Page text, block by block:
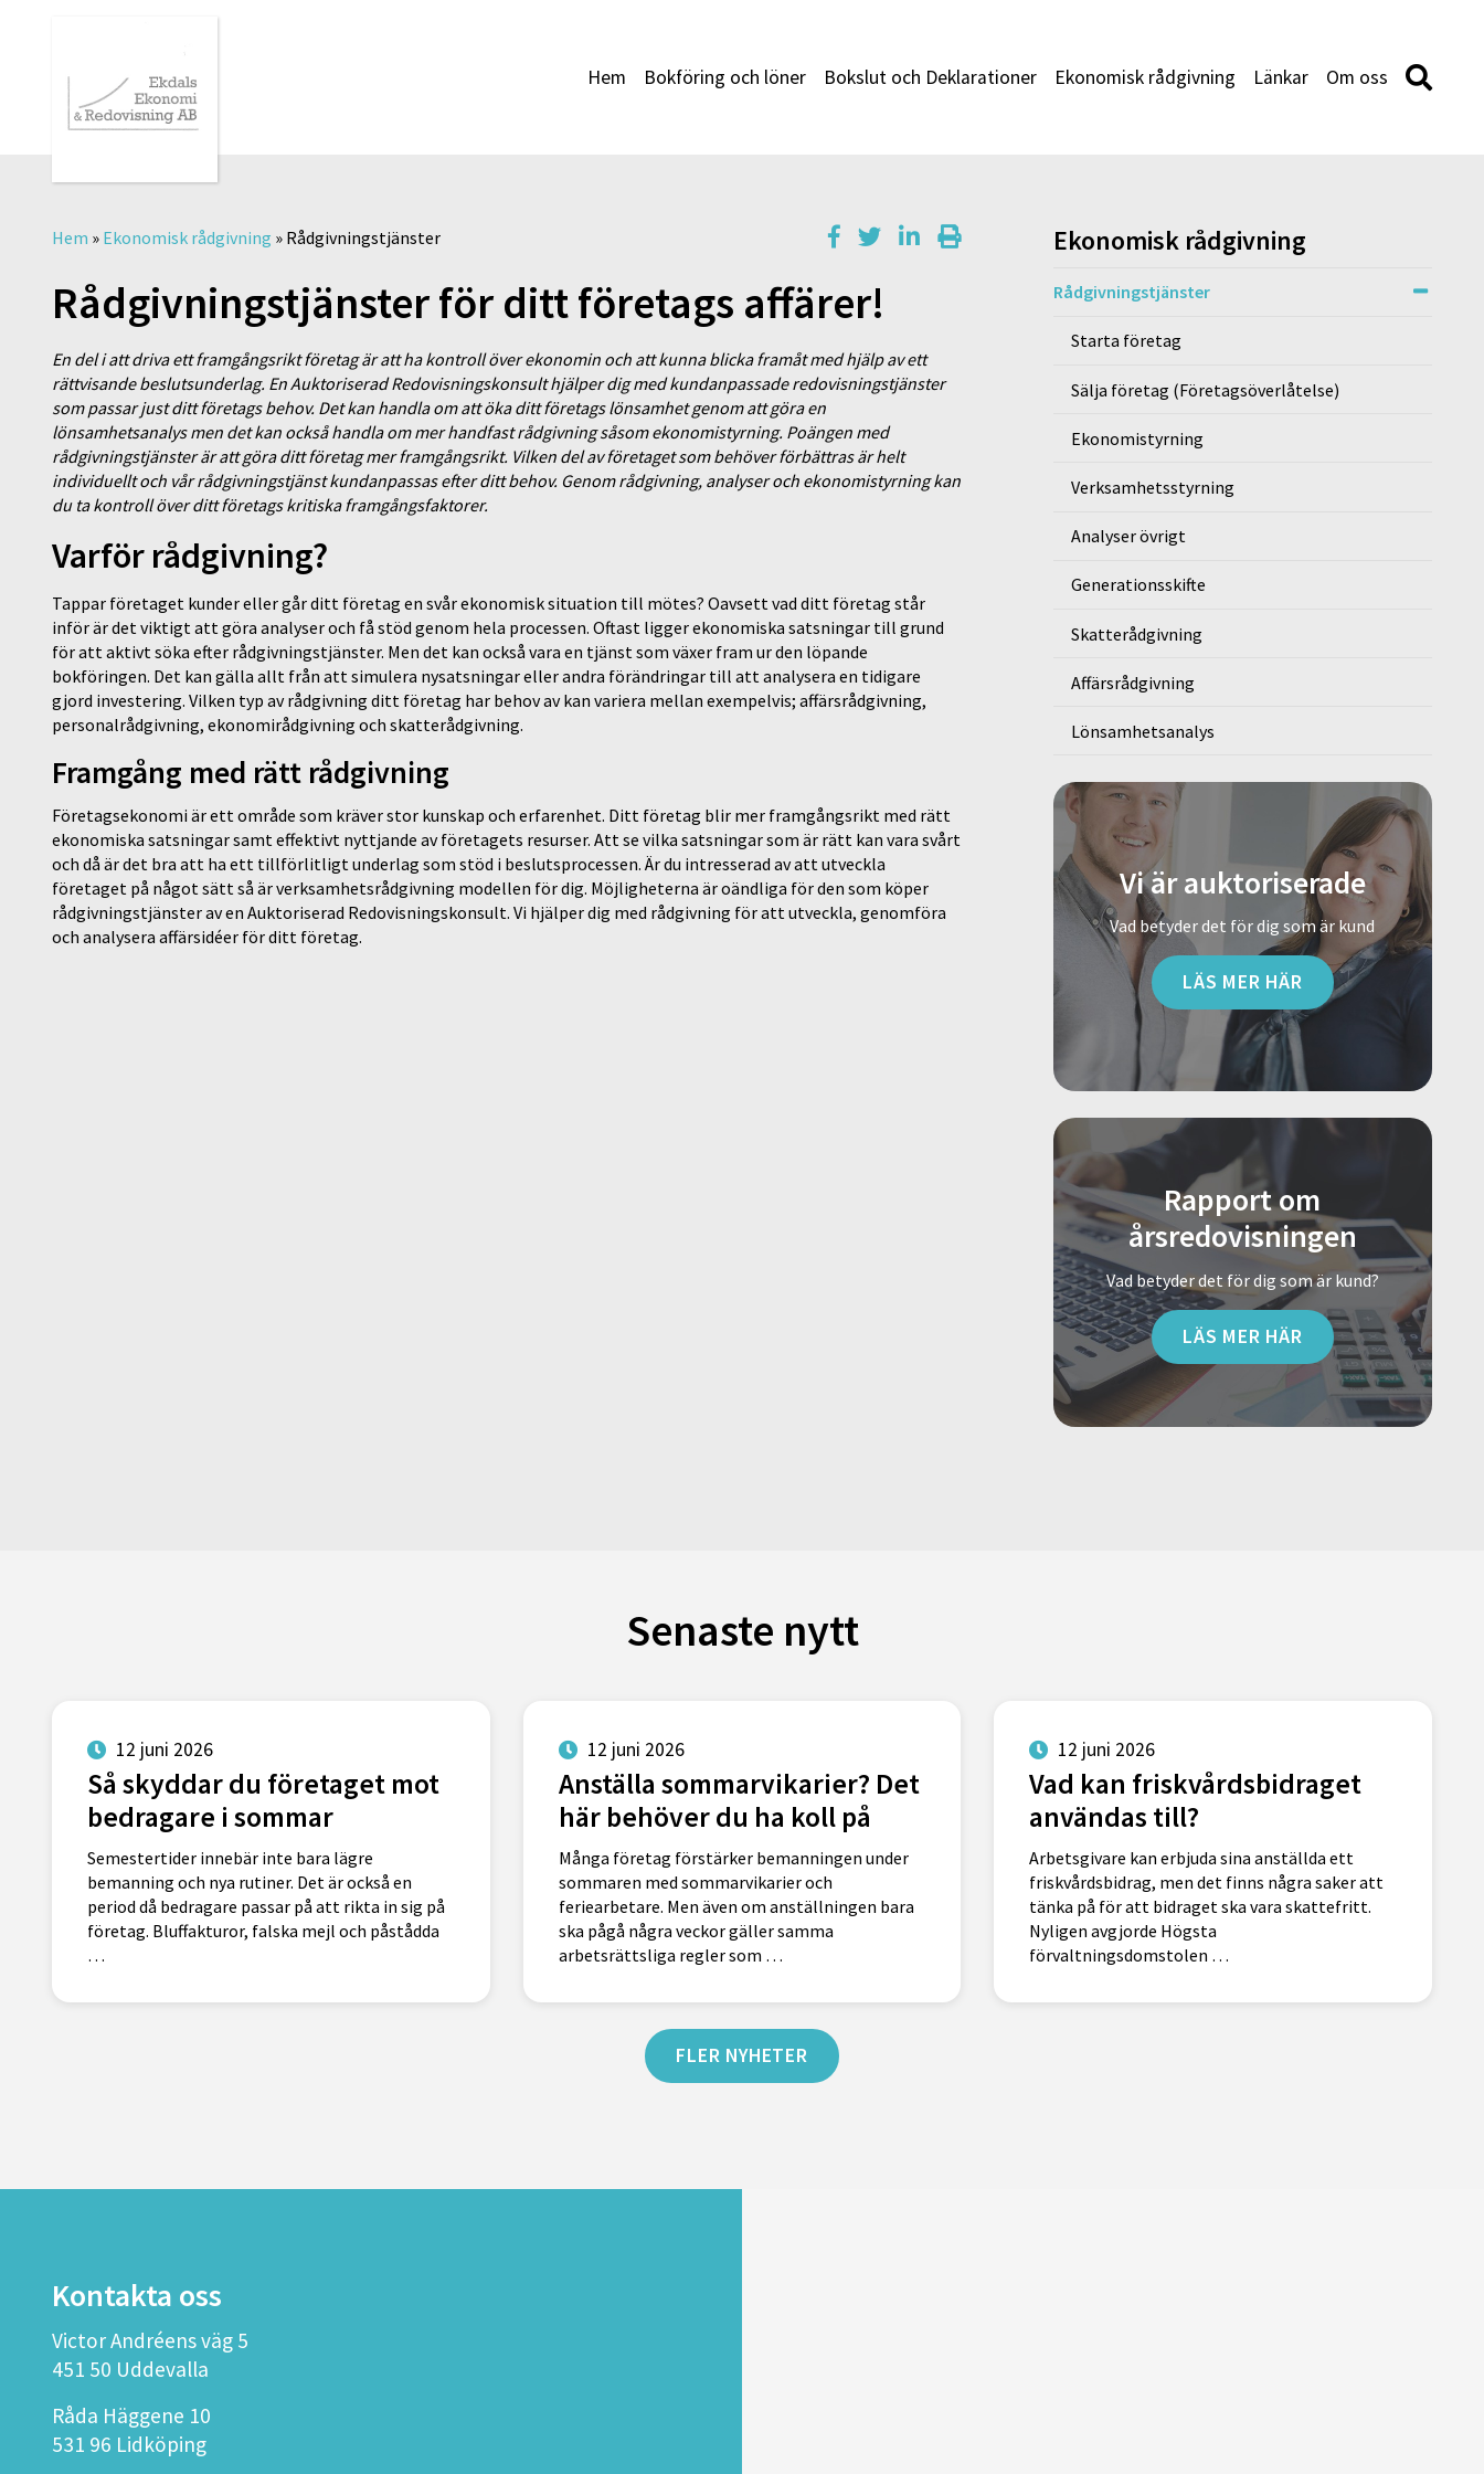
Hem Bokföring och löner Bokslut och Deklarationer Ekonomisk rådgivning Länkar Om oss
Hem » Ekonomisk rådgivning » Rådgivningstjänster
Rådgivningstjänster för ditt företags affärer!
En del i att driva ett framgångsrikt företag är att ha kontroll över ekonomin och att kunna blicka framåt med hjälp av ett
rättvisande beslutsunderlag. En Auktoriserad Redovisningskonsult hjälper dig med kundanpassade redovisningstjänster
som passar just ditt företags behov. Det kan handla om att öka ditt företags lönsamhet genom att göra en
lönsamhetsanalys men det kan också handla om mer handfast rådgivning såsom ekonomistyrning. Poängen med
rådgivningstjänster är att göra ditt företag mer framgångsrikt. Vilken del av företaget som behöver förbättras är helt
individuellt och vår rådgivningstjänst kundanpassas efter ditt behov. Genom rådgivning, analyser och ekonomistyrning kan
du ta kontroll över ditt företags kritiska framgångsfaktorer.
Varför rådgivning?
Tappar företaget kunder eller går ditt företag en svår ekonomisk situation till mötes? Oavsett vad ditt företag står
inför är det viktigt att göra analyser och få stöd genom hela processen. Oftast ligger ekonomiska satsningar till grund
för att aktivt söka efter rådgivningstjänster. Men det kan också vara en tjänst som växer fram ur den löpande
bokföringen. Det kan gälla allt från att simulera nysatsningar eller andra förändringar till att analysera en tidigare
gjord investering. Vilken typ av rådgivning ditt företag har behov av kan variera mellan exempelvis; affärsrådgivning,
personalrådgivning, ekonomirådgivning och skatterådgivning.
Framgång med rätt rådgivning
Företagsekonomi är ett område som kräver stor kunskap och erfarenhet. Ditt företag blir mer framgångsrikt med rätt
ekonomiska satsningar samt effektivt nyttjande av företagets resurser. Att se vilka satsningar som är rätt kan vara svårt
och då är det bra att ha ett tillförlitligt underlag som stöd i beslutsprocessen. Är du intresserad av att utveckla
företaget på något sätt så är verksamhetsrådgivning modellen för dig. Möjligheterna är oändliga för den som köper
rådgivningstjänster av en Auktoriserad Redovisningskonsult. Vi hjälper dig med rådgivning för att utveckla, genomföra
och analysera affärsidéer för ditt företag.
Ekonomisk rådgivning
Rådgivningstjänster
Starta företag
Sälja företag (Företagsöverlåtelse)
Ekonomistyrning
Verksamhetsstyrning
Analyser övrigt
Generationsskifte
Skatterådgivning
Affärsrådgivning
Lönsamhetsanalys
Vi är auktoriserade
Vad betyder det för dig som är kund
LÄS MER HÄR
Rapport om
årsredovisningen
Vad betyder det för dig som är kund?
LÄS MER HÄR
Senaste nytt
12 juni 2026
Så skyddar du företaget mot
bedragare i sommar
Semestertider innebär inte bara lägre
bemanning och nya rutiner. Det är också en
period då bedragare passar på att rikta in sig på
företag. Bluffakturor, falska mejl och påstådda
…
12 juni 2026
Anställa sommarvikarier? Det
här behöver du ha koll på
Många företag förstärker bemanningen under
sommaren med sommarvikarier och
feriearbetare. Men även om anställningen bara
ska pågå några veckor gäller samma
arbetsrättsliga regler som …
12 juni 2026
Vad kan friskvårdsbidraget
användas till?
Arbetsgivare kan erbjuda sina anställda ett
friskvårdsbidrag, men det finns några saker att
tänka på för att bidraget ska vara skattefritt.
Nyligen avgjorde Högsta
förvaltningsdomstolen …
FLER NYHETER
Kontakta oss
Victor Andréens väg 5
451 50 Uddevalla
Råda Häggene 10
531 96 Lidköping